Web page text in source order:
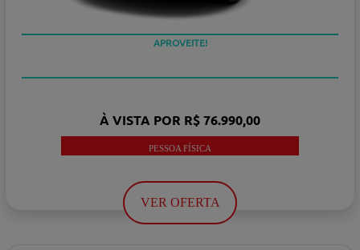
APROVEITE!
À VISTA POR R$ 76.990,00
PESSOA FÍSICA
VER OFERTA